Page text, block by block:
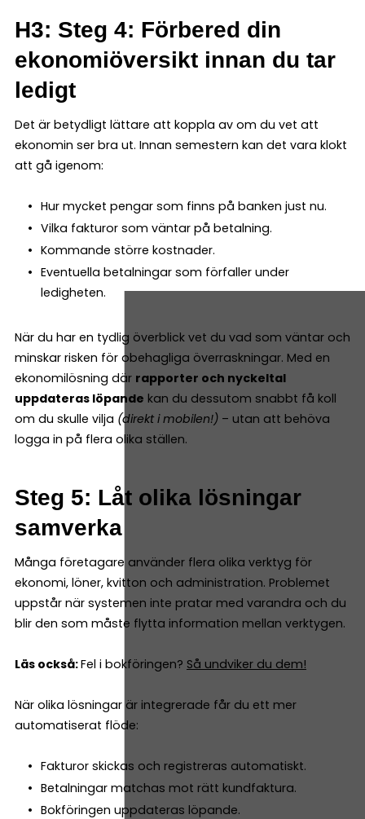
H3: Steg 4: Förbered din
ekonomiöversikt innan du tar
ledigt
Det är betydligt lättare att koppla av om du vet att
ekonomin ser bra ut. Innan semestern kan det vara klokt
att gå igenom:
Hur mycket pengar som finns på banken just nu.
Vilka fakturor som väntar på betalning.
Kommande större kostnader.
Eventuella betalningar som förfaller under
ledigheten.
När du har en tydlig överblick vet du vad som väntar och
minskar risken för obehagliga överraskningar. Med en
ekonomilösning där rapporter och nyckeltal
uppdateras löpande kan du dessutom snabbt få koll
om du skulle vilja (direkt i mobilen!) – utan att behöva
logga in på flera olika ställen.
Steg 5: Låt olika lösningar
samverka
Många företagare använder flera olika verktyg för
ekonomi, löner, kvitton och administration. Problemet
uppstår när systemen inte pratar med varandra och du
blir den som måste flytta information mellan verktygen.
Läs också:Fel i bokföringen? Så undviker du dem!
När olika lösningar är integrerade får du ett mer
automatiserat flöde:
Fakturor skickas och registreras automatiskt.
Betalningar matchas mot rätt kundfaktura.
Bokföringen uppdateras löpande.